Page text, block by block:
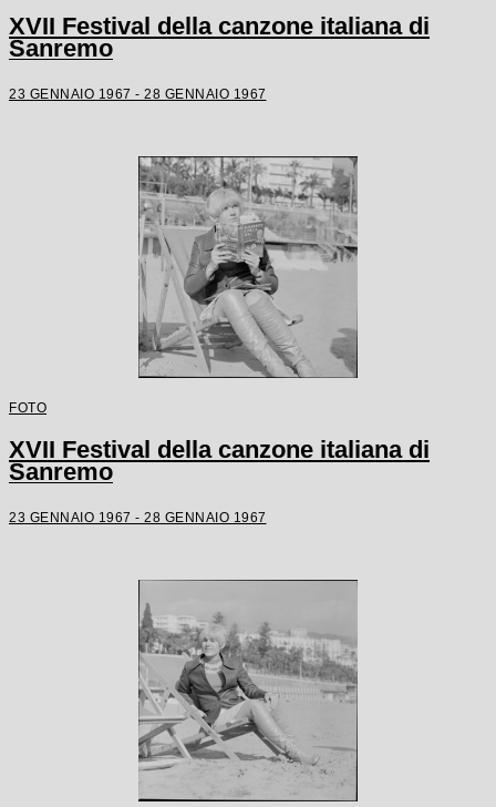
XVII Festival della canzone italiana di
Sanremo
23 GENNAIO 1967 - 28 GENNAIO 1967
FOTO
XVII Festival della canzone italiana di
Sanremo
23 GENNAIO 1967 - 28 GENNAIO 1967